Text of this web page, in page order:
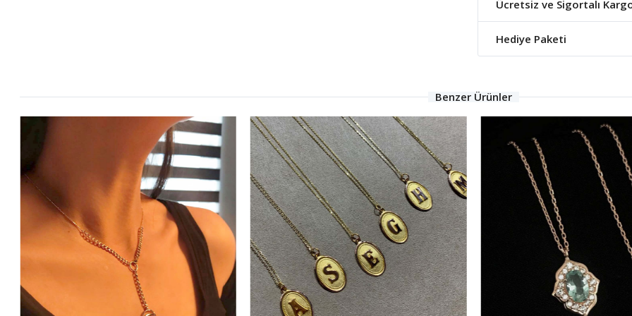
Ücretsiz ve Sigortalı
Hediye Paketi
Benzer Ürünler